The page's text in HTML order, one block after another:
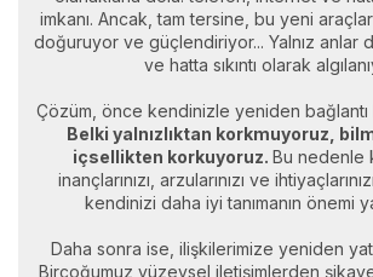
imkanı. Ancak, tam tersine, bu yeni araçlar
doğuruyor ve güçlendiriyor... Yalnız anlar
ve hatta sıkıntı olarak
Çözüm, önce kendinizle yeniden bağlantı
Belki yalnızlıktan korkmuyoruz,
içsellikten korkuyoruz. Bu nedenle
inançlarınızı, arzularınızı ve
kendinizi daha iyi tanımanın önemi
Daha sonra ise, ilişkilerimize yeniden
Birçoğumuz yüzeysel iletişimlerden